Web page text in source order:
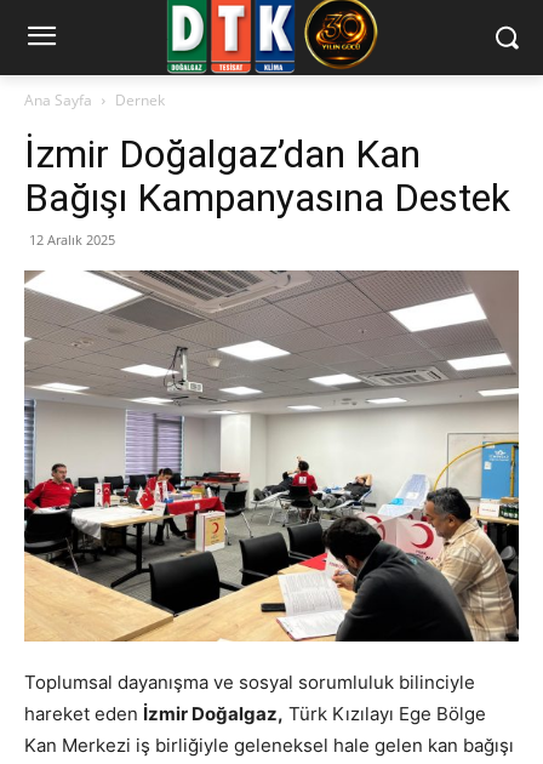
Ana Sayfa Dernek
İzmir Doğalgaz’dan Kan
Bağışı Kampanyasına Destek
12 Aralık 2025
Toplumsal dayanışma ve sosyal sorumluluk bilinciyle
hareket eden İzmir Doğalgaz, Türk Kızılayı Ege Bölge
Kan Merkezi iş birliğiyle geleneksel hale gelen kan bağışı